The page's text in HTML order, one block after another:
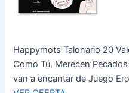
Happymots Talonario 20
Como Tú, Merecen
van a encantar de Juego